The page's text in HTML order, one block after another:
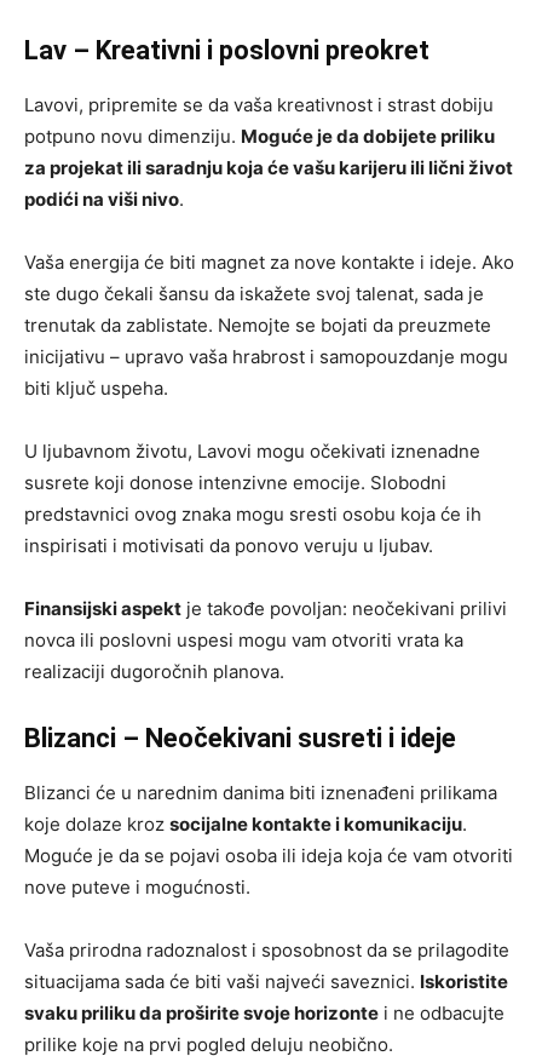
Lav – Kreativni i poslovni preokret
Lavovi, pripremite se da vaša kreativnost i strast dobiju
potpuno novu dimenziju. Moguće je da dobijete priliku
za projekat ili saradnju koja će vašu karijeru ili lični život
podići na viši nivo.
Vaša energija će biti magnet za nove kontakte i ideje. Ako
ste dugo čekali šansu da iskažete svoj talenat, sada je
trenutak da zablistate. Nemojte se bojati da preuzmete
inicijativu – upravo vaša hrabrost i samopouzdanje mogu
biti ključ uspeha.
U ljubavnom životu, Lavovi mogu očekivati iznenadne
susrete koji donose intenzivne emocije. Slobodni
predstavnici ovog znaka mogu sresti osobu koja će ih
inspirisati i motivisati da ponovo veruju u ljubav.
Finansijski aspekt je takođe povoljan: neočekivani prilivi
novca ili poslovni uspesi mogu vam otvoriti vrata ka
realizaciji dugoročnih planova.
Blizanci – Neočekivani susreti i ideje
Blizanci će u narednim danima biti iznenađeni prilikama
koje dolaze kroz socijalne kontakte i komunikaciju.
Moguće je da se pojavi osoba ili ideja koja će vam otvoriti
nove puteve i mogućnosti.
Vaša prirodna radoznalost i sposobnost da se prilagodite
situacijama sada će biti vaši najveći saveznici. Iskoristite
svaku priliku da proširite svoje horizonte i ne odbacujte
prilike koje na prvi pogled deluju neobično.